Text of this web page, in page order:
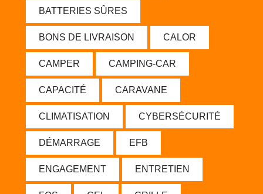
BATTERIES SÛRES
BONS DE LIVRAISON CALOR
CAMPER CAMPING-CAR
CAPACITÉ CARAVANE
CLIMATISATION CYBERSÉCURITÉ
DÉMARRAGE EFB
ENGAGEMENT ENTRETIEN